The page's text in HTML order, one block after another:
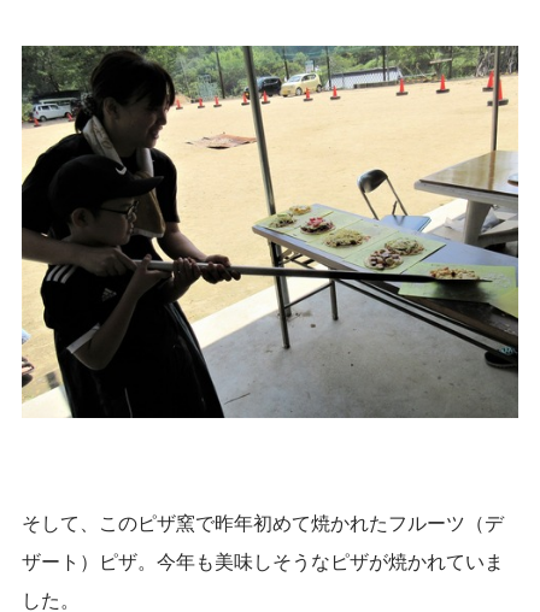
そして、このピザ窯で昨年初めて焼かれたフルーツ（デ
ザート）ピザ。今年も美味しそうなピザが焼かれていま
した。